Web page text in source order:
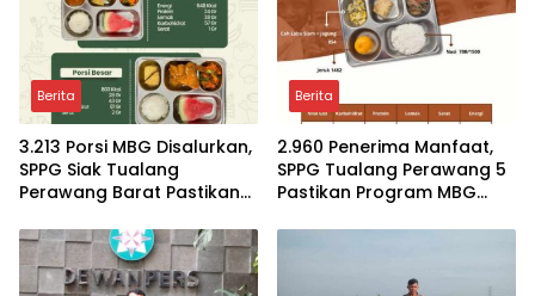
Berita
3.213 Porsi MBG Disalurkan,
SPPG Siak Tualang
Perawang Barat Pastikan
Sesuai Standar Gizi
Berita
2.960 Penerima Manfaat,
SPPG Tualang Perawang 5
Pastikan Program MBG
Higienis